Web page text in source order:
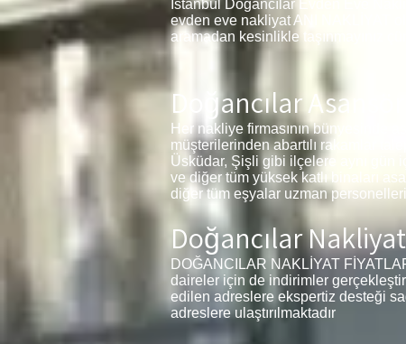
İstanbul Doğancılar Evden Eve
evden eve nakliyat ANI NAKLİYAT
aramadan kesinlikle taşınmayınız
Doğancılar
Her nakliye firmasının bünyesinde
müşterilerinden abartılı rakamlar
Üsküdar, Şişli gibi ilçelere aynı gün
ve diğer tüm yüksek katlı binaları
diğer tüm eşyalar uzman
Doğancılar
DOĞANCILAR NAKLİYAT
daireler için de indirimler
edilen adreslere ekspertiz desteği
adreslere ulaştırılmaktadır